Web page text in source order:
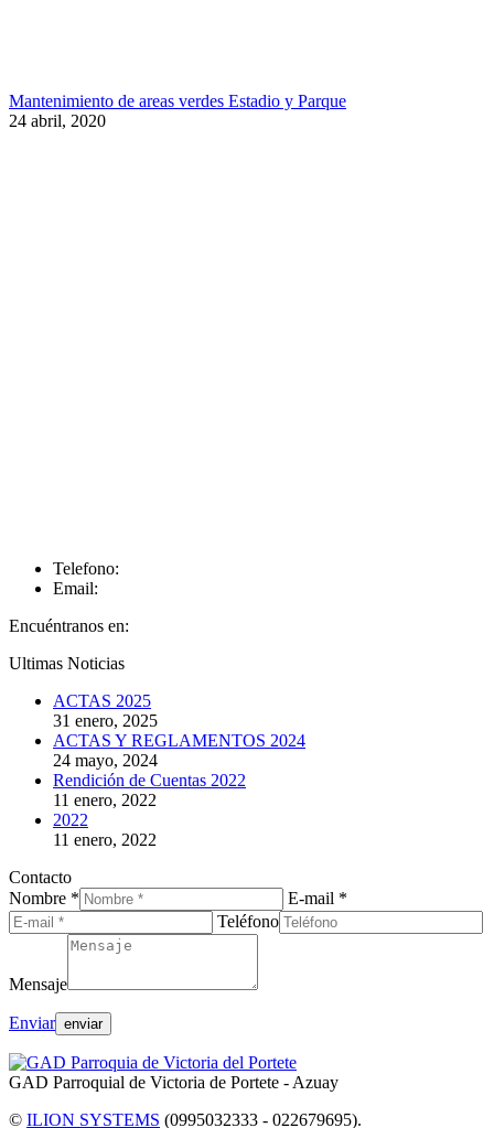
Mantenimiento de areas verdes Estadio y Parque
24 abril, 2020
Telefono:
Email:
Encuéntranos en:
Facebook
Twitter
Google+
Linkedin
Pinterest
Instagram
Ultimas Noticias
ACTAS 2025
31 enero, 2025
ACTAS Y REGLAMENTOS 2024
24 mayo, 2024
Rendición de Cuentas 2022
11 enero, 2022
2022
11 enero, 2022
Contacto
Nombre *
E-mail *
Teléfono
Mensaje
Enviar
GAD Parroquial de Victoria de Portete - Azuay
© ILION SYSTEMS (0995032333 - 022679695).